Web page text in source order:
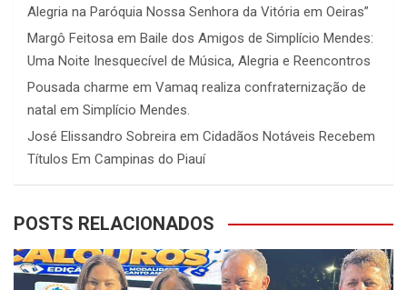
Alegria na Paróquia Nossa Senhora da Vitória em Oeiras”
Margô Feitosa em Baile dos Amigos de Simplício Mendes:
Uma Noite Inesquecível de Música, Alegria e Reencontros
Pousada charme em Vamaq realiza confraternização de
natal em Simplício Mendes.
José Elissandro Sobreira em Cidadãos Notáveis Recebem
Títulos Em Campinas do Piauí
POSTS RELACIONADOS